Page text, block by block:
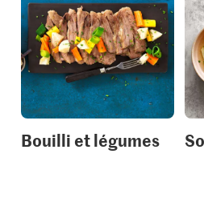
recipe
add
it
to
your
Bouilli et légumes